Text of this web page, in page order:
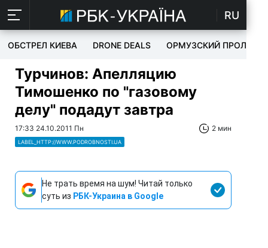
RU
ОБСТРЕЛ КИЕВА DRONE DEALS ОРМУЗСКИЙ ПРОЛИВ
Турчинов: Апелляцию
Тимошенко по "газовому
делу" подадут завтра
17:33 24.10.2011 Пн 2 мин
LABEL_HTTP://WWW.PODROBNOSTI.UA
Не трать время на шум! Читай только
суть из РБК-Украина в Google